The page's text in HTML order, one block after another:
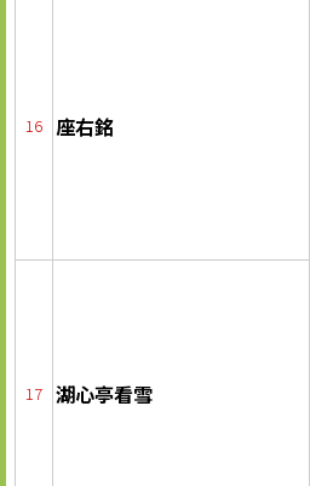
16 座右銘
17 湖心亭看雪